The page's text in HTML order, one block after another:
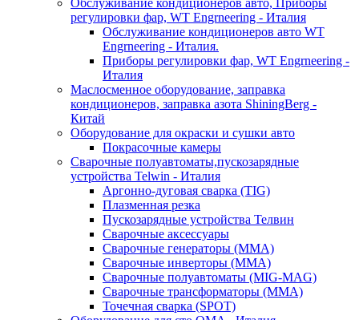
Обслуживание кондиционеров авто, Приборы
регулировки фар, WT Engrneering - Италия
Обслуживание кондиционеров авто WT
Engrneering - Италия.
Приборы регулировки фар, WT Engrneering -
Италия
Маслосменное оборудование, заправка
кондиционеров, заправка азота ShiningBerg -
Китай
Оборудование для окраски и сушки авто
Покрасочные камеры
Сварочные полуавтоматы,пускозарядные
устройства Telwin - Италия
Аргонно-дуговая сварка (TIG)
Плазменная резка
Пускозарядные устройства Телвин
Сварочные аксессуары
Сварочные генераторы (MMA)
Сварочные инверторы (MMA)
Сварочные полуавтоматы (MIG-MAG)
Сварочные трансформаторы (MMA)
Точечная сварка (SPOT)